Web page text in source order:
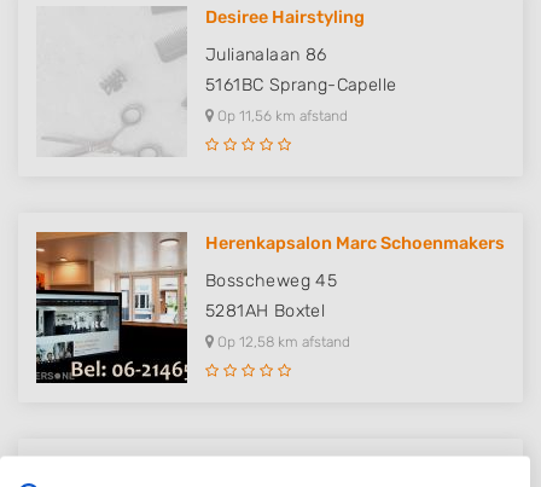
Desiree Hairstyling
Julianalaan 86
5161BC Sprang-Capelle
Op 11,56 km afstand
Herenkapsalon Marc Schoenmakers
Bosscheweg 45
5281AH Boxtel
Op 12,58 km afstand